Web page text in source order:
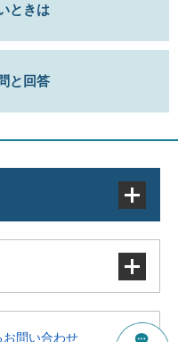
ときは
と回答
お問い合わせ